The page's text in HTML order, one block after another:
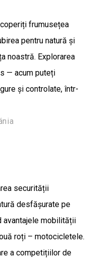
frumusețea
pentru natură și
noastră. Explorarea
— acum puteți
și controlate, într-
securității
desfășurate pe
avantajele mobilității
roți – motocicletele.
a competițiilor de